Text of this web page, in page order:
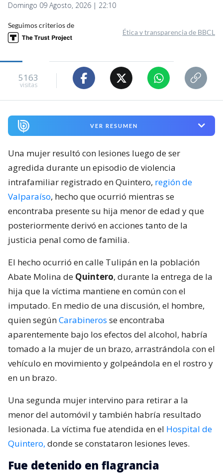
Domingo 09 Agosto, 2026 | 22:10
Seguimos criterios de
Ética y transparencia de BBCL
5163
visitas
VER RESUMEN
Una mujer resultó con lesiones luego de ser
agredida durante un episodio de violencia
intrafamiliar registrado en Quintero, región de
Valparaíso, hecho que ocurrió mientras se
encontraba presente su hija menor de edad y que
posteriormente derivó en acciones tanto de la
justicia penal como de familia.
El hecho ocurrió en calle Tulipán en la población
Abate Molina de Quintero, durante la entrega de la
hija que la víctima mantiene en común con el
imputado. En medio de una discusión, el hombre,
quien segúnCarabineros se encontraba
aparentemente bajo los efectos del alcohol, habría
tomado a la mujer de un brazo, arrastrándola con el
vehículo en movimiento y golpeándola en el rostro y
en un brazo.
Una segunda mujer intervino para retirar a la
menor del automóvil y también habría resultado
lesionada. La víctima fue atendida en el Hospital de
Quintero, donde se constataron lesiones leves.
Fue detenido en flagrancia